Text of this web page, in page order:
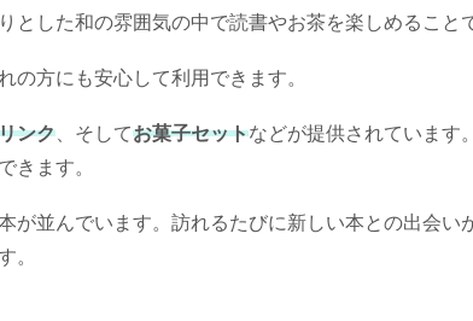
とした和の雰囲気の中で読書やお茶を楽しめること
の方にも安心して利用できます。
ンク 、そしてお菓子セットなどが提供されています
きます。
が並んでいます。訪れるたびに新しい本との出会い
。